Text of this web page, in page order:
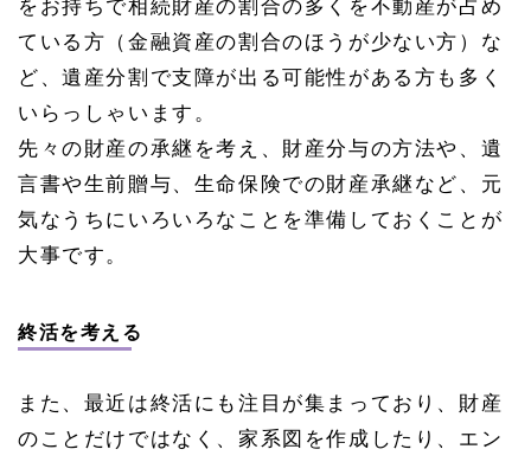
をお持ちで相続財産の割合の多くを不動産が占め
ている方（金融資産の割合のほうが少ない方）な
ど、遺産分割で支障が出る可能性がある方も多く
いらっしゃいます。
先々の財産の承継を考え、財産分与の方法や、遺
言書や生前贈与、生命保険での財産承継など、元
気なうちにいろいろなことを準備しておくことが
大事です。
終活を考える
また、最近は終活にも注目が集まっており、財産
のことだけではなく、家系図を作成したり、エン